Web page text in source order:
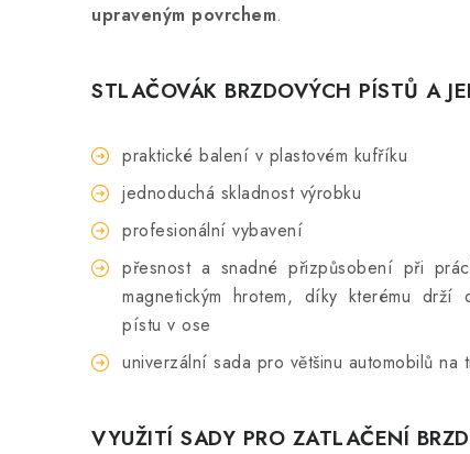
upraveným povrchem.
STLAČOVÁK BRZDOVÝCH PÍSTŮ A
praktické balení v plastovém kufříku
jednoduchá skladnost výrobku
profesionální vybavení
přesnost a snadné přizpůsobení při
magnetickým hrotem, díky kterému drží
pístu v ose
univerzální sada pro většinu automobilů na
VYUŽITÍ SADY PRO ZATLAČENÍ